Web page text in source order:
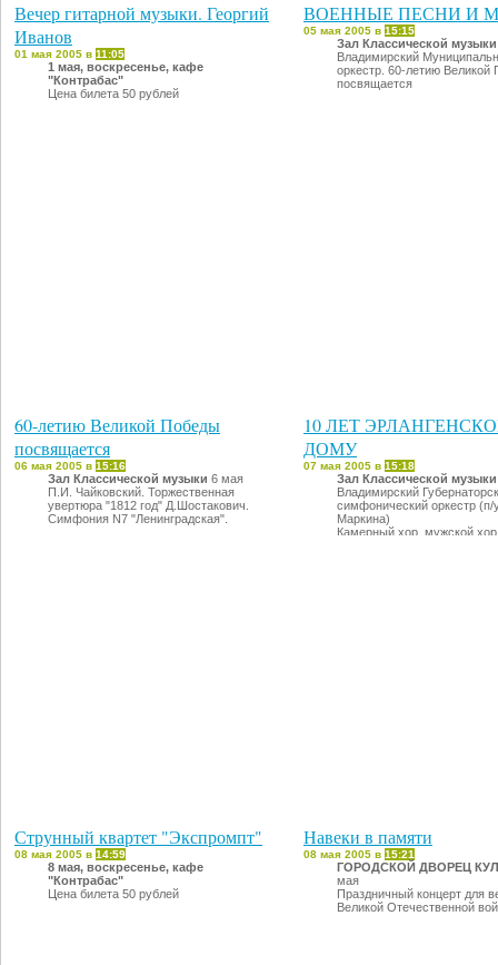
Вечер гитарной музыки. Георгий
Иванов
01 мая 2005 в 11:05
1 мая, воскресенье, кафе
"Контрабас"
Цена билета 50 рублей
ВОЕННЫЕ ПЕСНИ И
05 мая 2005 в 15:15
Зал Классической музыки
Владимирский
оркестр. 60-летию Великой
посвящается
60-летию Великой Победы
посвящается
06 мая 2005 в 15:16
Зал Классической музыки 6 мая
П.И. Чайковский. Торжественная
увертюра "1812 год" Д.Шостакович.
Симфония N7 "Ленинградская".
10 ЛЕТ
ДОМУ
07 мая 2005 в 15:18
Зал Классической музыки
Владимирский
симфонический оркестр (п/
Маркина)
Камерный хор, мужской
Струнный квартет "Экспромпт"
08 мая 2005 в 14:59
8 мая, воскресенье, кафе
"Контрабас"
Цена билета 50 рублей
Навеки в памяти
08 мая 2005 в 15:21
ГОРОДСКОЙ ДВОРЕЦ
мая
Праздничный концерт для
Великой Отечественной